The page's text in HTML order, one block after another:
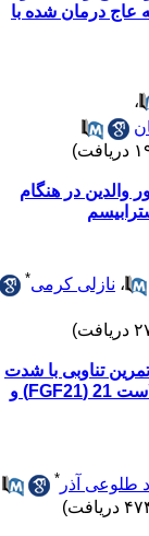
درمان شده با
در هنگام
،نازلی کرمی
تناوبی با شدت
بالا (HIIT) بر مقادیر سرمی فاکتور رشد فیبروبلاست 21 (FGF21) و
آذر*